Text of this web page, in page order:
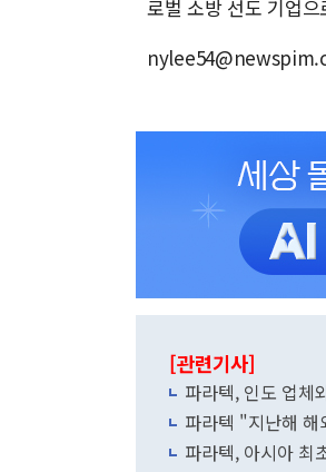
로벌 소방 선도 기업
[관련기사]
파라텍, 인도 업체
파라텍 "지난해
파라텍, 아시아 최